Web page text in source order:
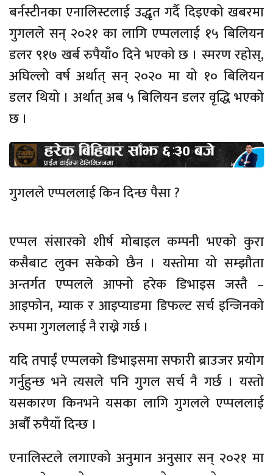
बर्नस्टीनका एनालिस्टलाई उद्धृत गर्दै दिइएको खबरमा
गुगलले सन् २०२१ का लागि एप्पललाई १५ बिलियन
डलर ९१७ खर्ब रुपैयाँ० दिने भएको छ । स्मरण रहोस्,
अघिल्लो वर्ष अर्थात् सन् २०२० मा यो १० बिलियन
डलर थियो । अर्थात् अब ५ बिलियन डलर वृद्धि भएको
छ ।
गुगलले एप्पललाई किन दिन्छ पैसा ?
एप्पल संसारको शीर्ष मोबाइल कम्पनी भएको कुरा
कसैबाट लुक्न सकेको छैन । यस्तोमा यो सम्झौता
अन्तर्गत एप्पलले आफ्नो हरेक डिभाइस जस्तै –
आइफोन, म्याक र आइप्याडमा डिफल्ट सर्च इन्जिनको
रुपमा गुगललाई नै राख्ने गर्छ ।
यदि तपाईं एप्पलको डिभाइसमा सफारी ब्राउजर प्रयोग
गर्नुहुन्छ भने त्यसले पनि गुगल सर्च नै गर्छ । यस्तो
यसकारण किनभने यसका लागि गुगलले एप्पललाई
अर्बौं रुपैयाँ दिन्छ ।
एनालिस्टले लगाएको अनुमान अनुसार सन् २०२१ मा